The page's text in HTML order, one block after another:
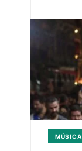
MÚSICA